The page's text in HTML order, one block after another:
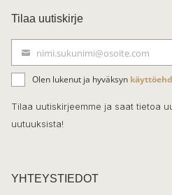
c
e
b
o
o
k
Tilaa uutiskirje
ä
h
k
t
nimi.sukunimi@osoite.com
Olen lukenut ja hyväksyn
Tilaa uutiskirjeemme ja saat tietoa
uutuuksista!
YHTEYSTIEDOT